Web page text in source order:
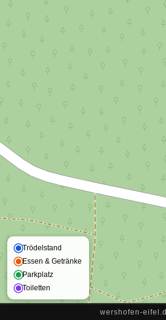
Trödelstand
Essen & Getränke
Parkplatz
Toiletten
wershofen-